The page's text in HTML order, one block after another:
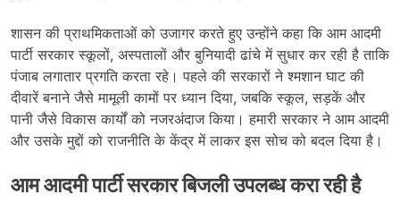
शासन की प्राथमिकताओं को उजागर करते हुए उन्होंने कहा कि आम आदमी
पार्टी सरकार स्कूलों, अस्पतालों और बुनियादी ढांचे में सुधार कर रही है ताकि
पंजाब लगातार प्रगति करता रहे। पहले की सरकारों ने श्मशान घाट की
दीवारें बनाने जैसे मामूली कामों पर ध्यान दिया, जबकि स्कूल, सड़कें और
पानी जैसे विकास कार्यों को नजरअंदाज किया। हमारी सरकार ने आम आदमी
और उसके मुद्दों को राजनीति के केंद्र में लाकर इस सोच को बदल दिया है।
आम आदमी पार्टी सरकार बिजली उपलब्ध करा रही है